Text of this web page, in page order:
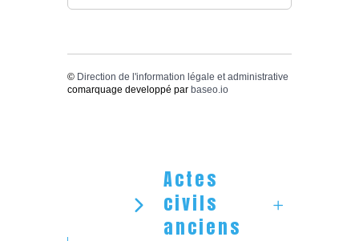
© Direction de l'information légale et administrative
comarquage developpé par baseo.io
Actes
civils
anciens